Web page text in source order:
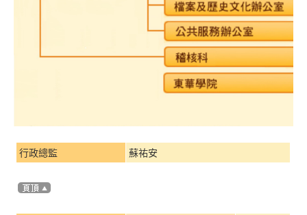
行政總監 蘇祐安